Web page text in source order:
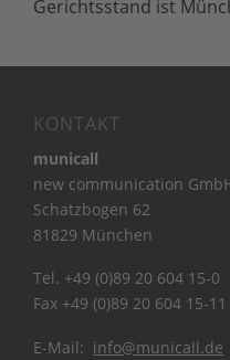
Gerichtsstand ist
KONTAKT
municall
new communication
Schatzbogen 62
81829 München
Tel. +49 (0)89 20 604 15-0
Fax +49 (0)89 20 604 15-11
E-Mail: info@municall.de